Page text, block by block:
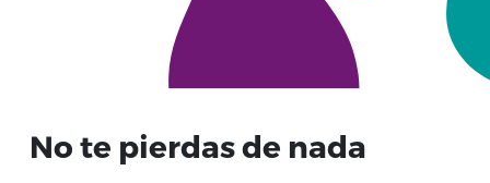
No te pierdas de nada